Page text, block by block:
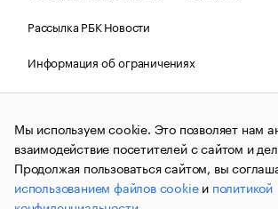
Рассылка РБК Новости
Информация об ограничениях
Правовая информация
О соблюдении
© АО «РОСБИЗНЕСКОНСАЛТИНГ»,
и материалы информационного агентства
(зарегистрировано Федеральной службой по
связи, информационных технологий и
коммуникаций (Роскомнадзор) 09.12.2015 за
№ФС77-63848) сопровождаются пометкой
Мы используем cookie. Это позволяет нам
взаимодействие посетителей с сайтом и
Продолжая пользоваться сайтом, вы
использованием файлов cookieи политикой